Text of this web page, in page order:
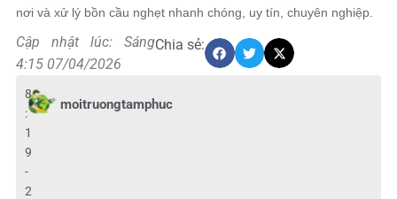
nơi và xử lý bồn cầu nghẹt nhanh chóng, uy tín, chuyên nghiệp.
Cập nhật lúc: Sáng
4:15 07/04/2026
Chia sẻ:
moitruongtamphuc
8
:
1
9
-
2